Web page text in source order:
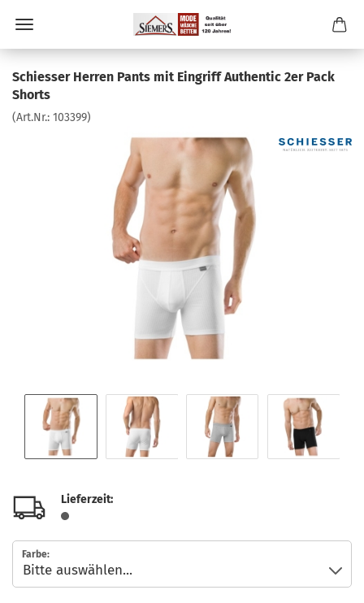
Schiesser Herren Pants mit Eingriff Authentic 2er Pack
Shorts
(Art.Nr.: 103399)
Lieferzeit:
Farbe: